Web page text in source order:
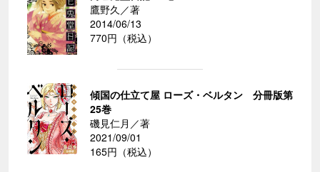
鷹野久／著
2014/06/13
770円（税込）
傾国の仕立て屋 ローズ・ベルタン 分冊版第
25巻
磯見仁月／著
2021/09/01
165円（税込）